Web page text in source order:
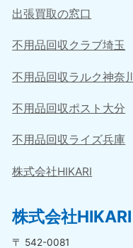
出張買取の窓口
不用品回収クラブ埼玉
不用品回収ラルク神奈川
不用品回収ポスト大分
不用品回収ライズ兵庫
株式会社HIKARI
株式会社HIKARI
〒 542-0081